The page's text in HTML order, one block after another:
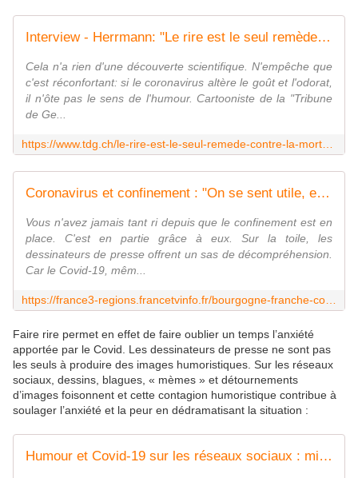
Interview - Herrmann: "Le rire est le seul remède contre la mort"
Cela n'a rien d'une découverte scientifique. N'empêche que
c'est réconfortant: si le coronavirus altère le goût et l'odorat,
il n'ôte pas le sens de l'humour. Cartooniste de la "Tribune
de Ge...
Coronavirus et confinement : "On se sent utile, en tant que dessinateur de presse, rigolo de service"
Vous n'avez jamais tant ri depuis que le confinement est en
place. C'est en partie grâce à eux. Sur la toile, les
dessinateurs de presse offrent un sas de décompréhension.
Car le Covid-19, mêm...
Faire rire permet en effet de faire oublier un temps l’anxiété
apportée par le Covid. Les dessinateurs de presse ne sont pas
les seuls à produire des images humoristiques. Sur les réseaux
sociaux, dessins, blagues, « mèmes » et détournements
d’images foisonnent et cette contagion humoristique contribue à
soulager l’anxiété et la peur en dédramatisant la situation :
Humour et Covid-19 sur les réseaux sociaux : mieux vaut rire que périr !